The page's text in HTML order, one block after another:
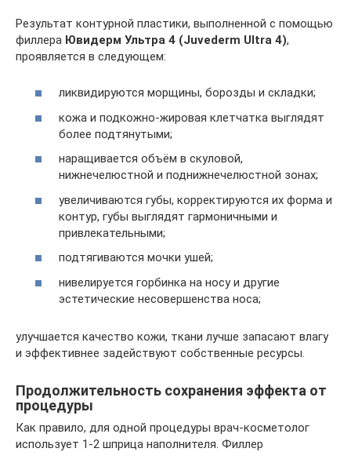
Результат контурной пластики, выполненной с помощью
филлера Ювидерм Ультра 4 (Juvederm Ultra 4),
проявляется в следующем:
ликвидируются морщины, борозды и складки;
кожа и подкожно-жировая клетчатка выглядят
более подтянутыми;
наращивается объём в скуловой,
нижнечелюстной и поднижнечелюстной зонах;
увеличиваются губы, корректируются их форма и
контур, губы выглядят гармоничными и
привлекательными;
подтягиваются мочки ушей;
нивелируется горбинка на носу и другие
эстетические несовершенства носа;
улучшается качество кожи, ткани лучше запасают влагу
и эффективнее задействуют собственные ресурсы.
Продолжительность сохранения эффекта от
процедуры
Как правило, для одной процедуры врач-косметолог
использует 1-2 шприца наполнителя. Филлер